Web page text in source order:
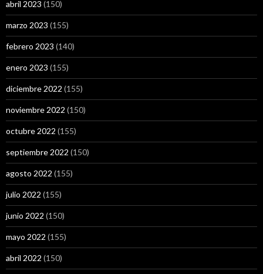
abril 2023 (150)
marzo 2023 (155)
febrero 2023 (140)
enero 2023 (155)
diciembre 2022 (155)
noviembre 2022 (150)
octubre 2022 (155)
septiembre 2022 (150)
agosto 2022 (155)
julio 2022 (155)
junio 2022 (150)
mayo 2022 (155)
abril 2022 (150)